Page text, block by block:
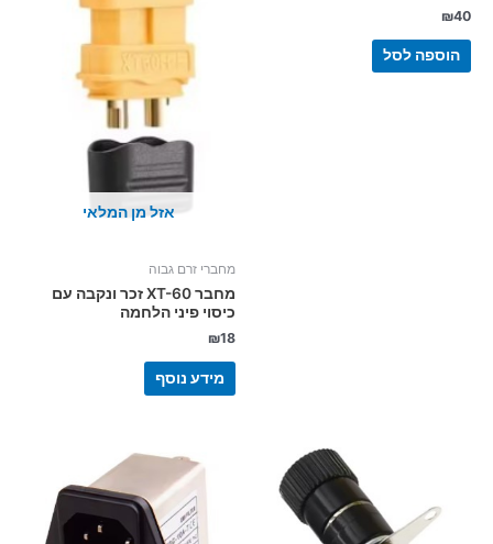
₪40
הוספה לסל
אזל מן המלאי
מחברי זרם גבוה
מחבר XT-60 זכר ונקבה עם
כיסוי פיני הלחמה
₪18
מידע נוסף